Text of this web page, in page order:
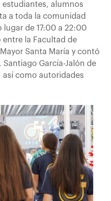
estudiantes, alumnos
a toda la comunidad
de 17:00 a 22:00
entre la Facultad de
Santa María y contó
García-Jalón de
así como autoridades